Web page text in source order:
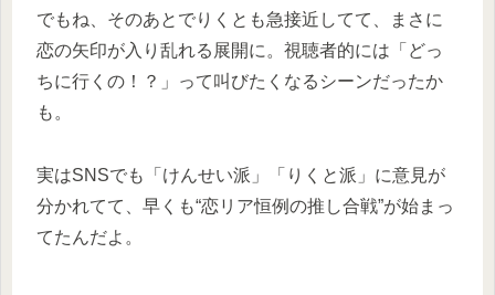
でもね、そのあとでりくとも急接近してて、まさに
恋の矢印が入り乱れる展開に。視聴者的には「どっ
ちに行くの！？」って叫びたくなるシーンだったか
も。
実はSNSでも「けんせい派」「りくと派」に意見が
分かれてて、早くも“恋リア恒例の推し合戦”が始まっ
てたんだよ。